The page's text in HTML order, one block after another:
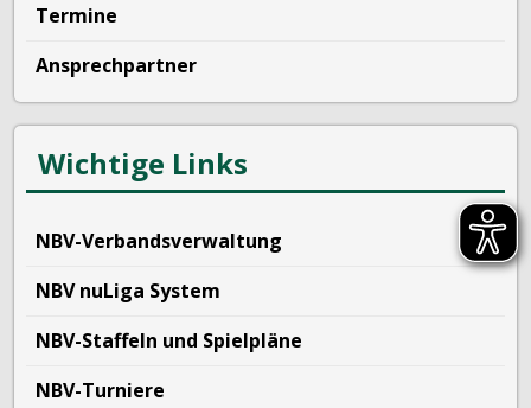
Termine
Ansprechpartner
Wichtige Links
NBV-Verbandsverwaltung
NBV nuLiga System
NBV-Staffeln und Spielpläne
NBV-Turniere